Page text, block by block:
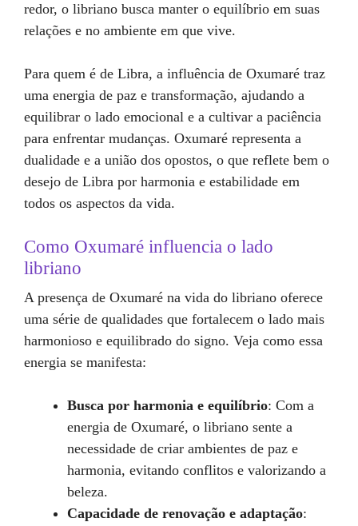
redor, o libriano busca manter o equilíbrio em suas
relações e no ambiente em que vive.
Para quem é de Libra, a influência de Oxumaré traz
uma energia de paz e transformação, ajudando a
equilibrar o lado emocional e a cultivar a paciência
para enfrentar mudanças. Oxumaré representa a
dualidade e a união dos opostos, o que reflete bem o
desejo de Libra por harmonia e estabilidade em
todos os aspectos da vida.
Como Oxumaré influencia o lado
libriano
A presença de Oxumaré na vida do libriano oferece
uma série de qualidades que fortalecem o lado mais
harmonioso e equilibrado do signo. Veja como essa
energia se manifesta:
Busca por harmonia e equilíbrio: Com a
energia de Oxumaré, o libriano sente a
necessidade de criar ambientes de paz e
harmonia, evitando conflitos e valorizando a
beleza.
Capacidade de renovação e adaptação: